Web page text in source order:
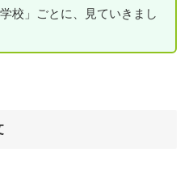
校」ごとに、見ていきまし